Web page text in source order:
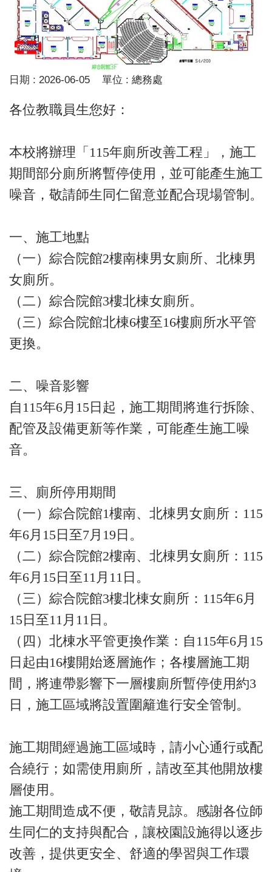
日期 : 2026-06-05 單位 : 總務處
各位教職員生您好：
本校將辦理「115年廁所改善工程」，施工
期間部分廁所將暫停使用，並可能產生施工
噪音，敬請師生同仁留意並配合現場管制。
一、施工地點
（一）綜合院館2樓南棟男女廁所、北棟男
女廁所。
（二）綜合院館3樓北棟女廁所。
（三）綜合院館北棟6樓至16樓廁所水平管
更換。
二、噪音影響
自115年6月15日起，施工期間將進行拆除、
配管及設備更新等作業，可能產生施工噪
音。
三、廁所停用期間
（一）綜合院館1樓南、北棟男女廁所：115
年6月15日至7月19日。
（二）綜合院館2樓南、北棟男女廁所：115
年6月15日至11月11日。
（三）綜合院館3樓北棟女廁所：115年6月
15日至11月11日。
（四）北棟水平管更換作業：自115年6月15
日起由16樓開始逐層施作；各樓層施工期
間，將連帶影響下一層樓廁所暫停使用約3
日，施工區域將設置圍籬進行安全管制。
施工期間經過施工區域時，請小心通行或配
合繞行；如需使用廁所，請改至其他開放樓
層使用。
施工期間造成不便，敬請見諒。感謝各位師
生同仁的支持與配合，讓校園設施得以逐步
改善，提供更安全、舒適的學習與工作環